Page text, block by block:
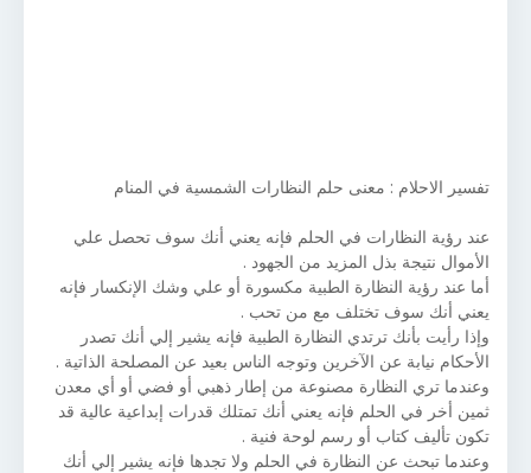
تفسير الاحلام : معنى حلم النظارات الشمسية في المنام
عند رؤية النظارات في الحلم فإنه يعني أنك سوف تحصل علي
الأموال نتيجة بذل المزيد من الجهود .
أما عند رؤية النظارة الطبية مكسورة أو علي وشك الإنكسار فإنه
يعني أنك سوف تختلف مع من تحب .
وإذا رأيت بأنك ترتدي النظارة الطبية فإنه يشير إلي أنك تصدر
الأحكام نيابة عن الآخرين وتوجه الناس بعيد عن المصلحة الذاتية .
وعندما تري النظارة مصنوعة من إطار ذهبي أو فضي أو أي معدن
ثمين أخر في الحلم فإنه يعني أنك تمتلك قدرات إبداعية عالية قد
تكون تأليف كتاب أو رسم لوحة فنية .
وعندما تبحث عن النظارة في الحلم ولا تجدها فإنه يشير إلي أنك